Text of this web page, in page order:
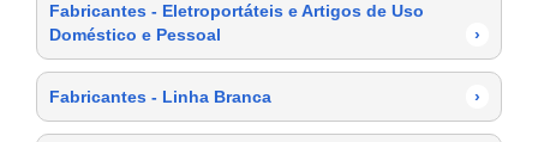
Fabricantes - Eletroportáteis e Artigos de Uso
Doméstico e Pessoal
›
Fabricantes - Linha Branca ›